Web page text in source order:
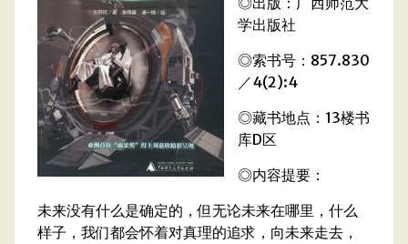
学出版社
◎索书号：857.830
／4(2):4
◎藏书地点：13楼书
库D区
◎内容提要：
未来没有什么是确定的，但无论未来在哪里，什么
样子，我们都会怀着对真理的追求，向未来走去，